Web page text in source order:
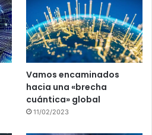
Vamos encaminados
hacia una «brecha
cuántica» global
11/02/2023